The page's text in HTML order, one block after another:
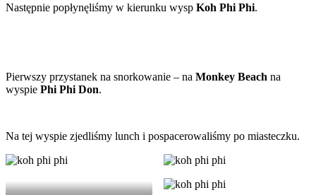
Następnie popłynęliśmy w kierunku wysp Koh Phi Phi.
Pierwszy przystanek na snorkowanie – na Monkey Beach na
wyspie Phi Phi Don.
Na tej wyspie zjedliśmy lunch i pospacerowaliśmy po miasteczku.